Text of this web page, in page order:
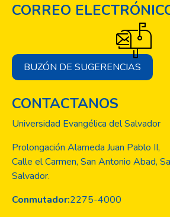
CORREO
BUZÓN DE SUGERENCIAS
CONTACTANOS
Universidad Evangélica del Salvador
Prolongación Alameda Juan Pablo II,
Calle el Carmen, San Antonio Abad,
Salvador.
Conmutador:2275-4000